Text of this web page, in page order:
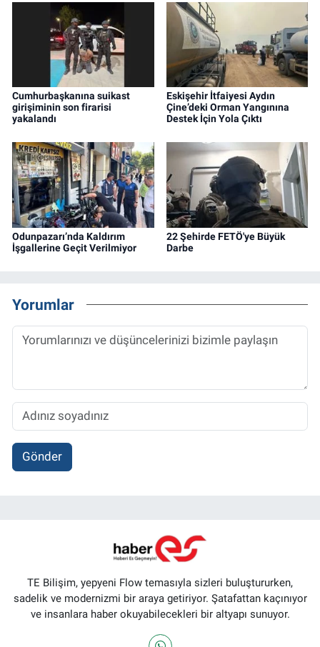
Cumhurbaşkanına suikast
girişiminin son firarisi
yakalandı
Eskişehir İtfaiyesi Aydın
Çine’deki Orman Yangınına
Destek İçin Yola Çıktı
Odunpazarı’nda Kaldırım
İşgallerine Geçit Verilmiyor
22 Şehirde FETÖ'ye Büyük
Darbe
Yorumlar
Gönder
TE Bilişim, yepyeni Flow temasıyla sizleri buluştururken,
sadelik ve modernizmi bir araya getiriyor. Şatafattan kaçınıyor
ve insanlara haber okuyabilecekleri bir altyapı sunuyor.